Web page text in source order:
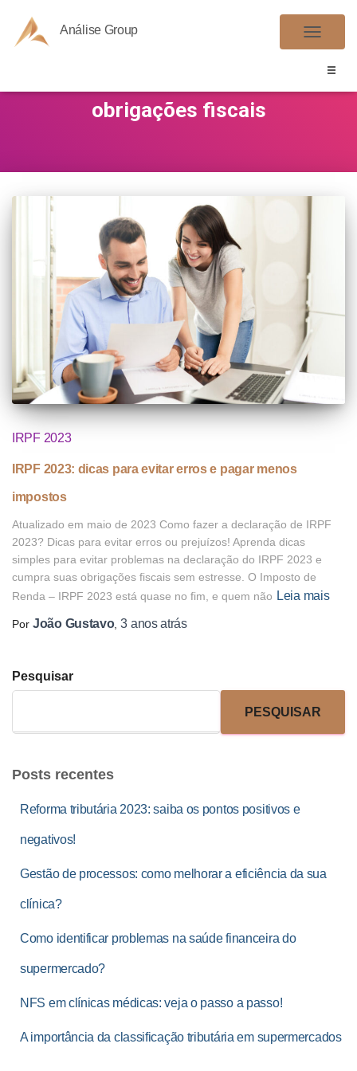
Análise Group
obrigações fiscais
IRPF 2023
IRPF 2023: dicas para evitar erros e pagar menos
impostos
Atualizado em maio de 2023 Como fazer a declaração de IRPF
2023? Dicas para evitar erros ou prejuízos! Aprenda dicas
simples para evitar problemas na declaração do IRPF 2023 e
cumpra suas obrigações fiscais sem estresse. O Imposto de
Renda – IRPF 2023 está quase no fim, e quem não Leia mais
Por João Gustavo,3 anosatrás
Pesquisar
PESQUISAR
Posts recentes
Reforma tributária 2023: saiba os pontos positivos e
negativos!
Gestão de processos: como melhorar a eficiência da sua
clínica?
Como identificar problemas na saúde financeira do
supermercado?
NFS em clínicas médicas: veja o passo a passo!
A importância da classificação tributária em supermercados